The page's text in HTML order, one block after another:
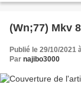
(Wn;77) Mkv
Publié le 29/10/2021
Par najibo3000